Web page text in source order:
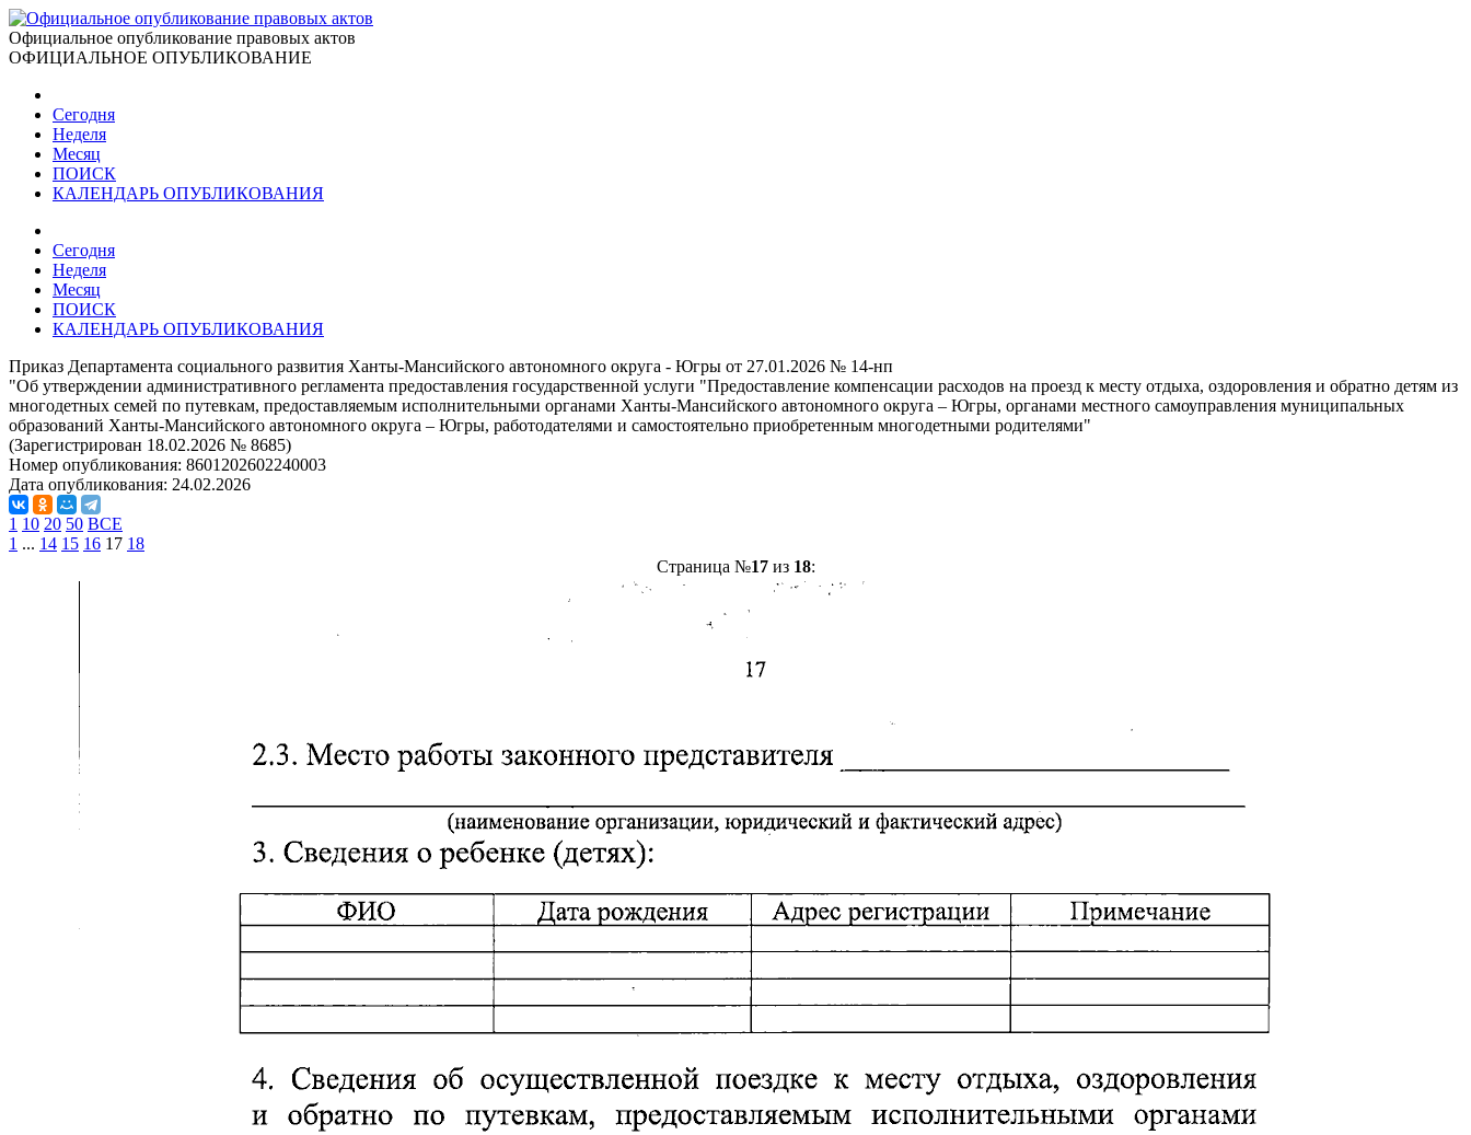
Официальное опубликование правовых актов
ОФИЦИАЛЬНОЕ ОПУБЛИКОВАНИЕ
Сегодня
Неделя
Месяц
ПОИСК
КАЛЕНДАРЬ ОПУБЛИКОВАНИЯ
Сегодня
Неделя
Месяц
ПОИСК
КАЛЕНДАРЬ ОПУБЛИКОВАНИЯ
Приказ Департамента социального развития Ханты-Мансийского автономного округа - Югры от 27.01.2026 № 14-нп
"Об утверждении административного регламента предоставления государственной услуги "Предоставление компенсации расходов на проезд к месту отдыха, оздоровления и обратно детям из
многодетных семей по путевкам, предоставляемым исполнительными органами Ханты-Мансийского автономного округа – Югры, органами местного самоуправления муниципальных
образований Ханты-Мансийского автономного округа – Югры, работодателями и самостоятельно приобретенным многодетными родителями"
(Зарегистрирован 18.02.2026 № 8685)
Номер опубликования: 8601202602240003
Дата опубликования: 24.02.2026
1 10 20 50 ВСЕ
1 ... 14 15 16 17 18
Страница №17из 18: